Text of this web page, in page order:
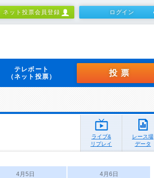
ネット投票会員登録 ログイン
テレボート
（ネット投票）
投票
ライブ&
リプレイ
レース場
データ
4月5日 4月6日